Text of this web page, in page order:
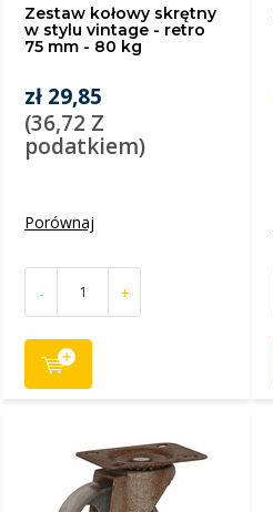
Zestaw kołowy skrętny
w stylu vintage - retro
75 mm - 80 kg
zł 29,85
(36,72 Z
podatkiem)
Porównaj
- +